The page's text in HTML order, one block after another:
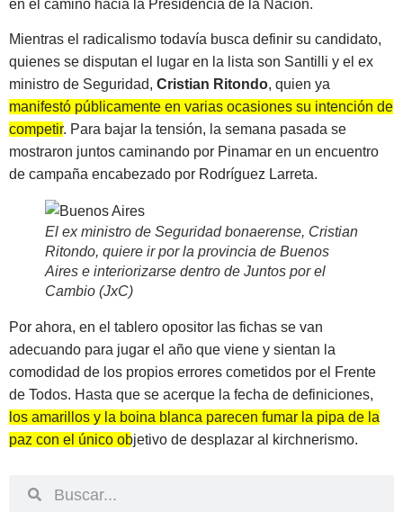
en el camino hacia la Presidencia de la Nación.
Mientras el radicalismo todavía busca definir su candidato,
quienes se disputan el lugar en la lista son Santilli y el ex
ministro de Seguridad, Cristian Ritondo, quien ya
manifestó públicamente en varias ocasiones su intención de
competir. Para bajar la tensión, la semana pasada se
mostraron juntos caminando por Pinamar en un encuentro
de campaña encabezado por Rodríguez Larreta.
El ex ministro de Seguridad bonaerense, Cristian
Ritondo, quiere ir por la provincia de Buenos
Aires e interiorizarse dentro de Juntos por el
Cambio (JxC)
Por ahora, en el tablero opositor las fichas se van
adecuando para jugar el año que viene y sientan la
comodidad de los propios errores cometidos por el Frente
de Todos. Hasta que se acerque la fecha de definiciones,
los amarillos y la boina blanca parecen fumar la pipa de la
paz con el único objetivo de desplazar al kirchnerismo.